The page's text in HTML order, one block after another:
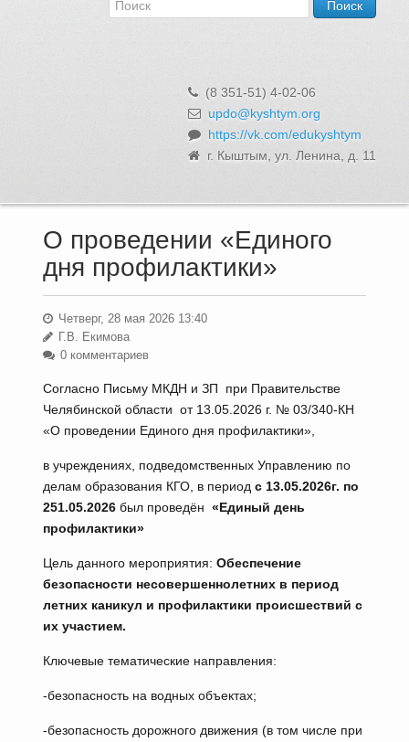
(8 351-51) 4-02-06
updo@kyshtym.org
https://vk.com/edukyshtym
г. Кыштым, ул. Ленина, д. 11
Об Управлении
Муниципальная служба и вакансии
Информационные системы, реестры и банки данных
Закупки для муниципальных нужд
Использование бюджетных средств
О проведении «Единого
дня профилактики»
Четверг, 28 мая 2026 13:40
Г.В. Екимова
0 комментариев
Согласно Письму МКДН и ЗП при Правительстве
Челябинской области от 13.05.2026 г. № 03/340-КН
«О проведении Единого дня профилактики»,
в учреждениях, подведомственных Управлению по
делам образования КГО, в период с 13.05.2026г. по
251.05.2026 был проведён «Единый день
профилактики»
Цель данного мероприятия: Обеспечение
безопасности несовершеннолетних в период
летних каникул и профилактики происшествий с
их участием.
Ключевые тематические направления:
-безопасность на водных объектах;
-безопасность дорожного движения (в том числе при